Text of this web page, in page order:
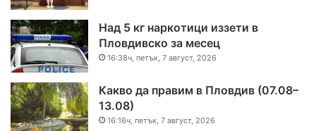
Над 5 кг наркотици иззети в
Пловдивско за месец
16:38ч, петък, 7 август, 2026
Какво да правим в Пловдив (07.08–
13.08)
16:16ч, петък, 7 август, 2026